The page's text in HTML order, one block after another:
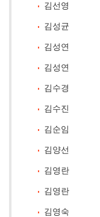
김선영
김성균
김성연
김성연
김수경
김수진
김순임
김양선
김영란
김영란
김영숙